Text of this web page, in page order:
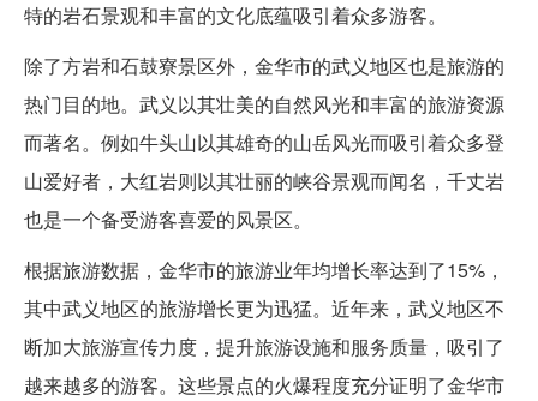
特的岩石景观和丰富的文化底蕴吸引着众多游客。
除了方岩和石鼓寮景区外，金华市的武义地区也是旅游的
热门目的地。武义以其壮美的自然风光和丰富的旅游资源
而著名。例如牛头山以其雄奇的山岳风光而吸引着众多登
山爱好者，大红岩则以其壮丽的峡谷景观而闻名，千丈岩
也是一个备受游客喜爱的风景区。
根据旅游数据，金华市的旅游业年均增长率达到了15%，
其中武义地区的旅游增长更为迅猛。近年来，武义地区不
断加大旅游宣传力度，提升旅游设施和服务质量，吸引了
越来越多的游客。这些景点的火爆程度充分证明了金华市